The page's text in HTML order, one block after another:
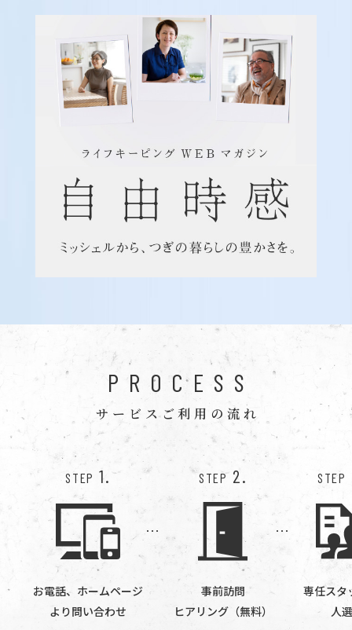
PROCESS
サービスご利用の流れ
STEP 1.
お電話、ホームページ
より問い合わせ
STEP 2.
事前訪問
ヒアリング（無料）
STEP
専任スタ
人選